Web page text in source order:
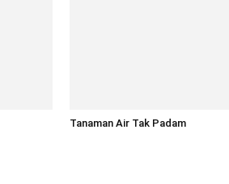
Tanaman Air Tak Padam